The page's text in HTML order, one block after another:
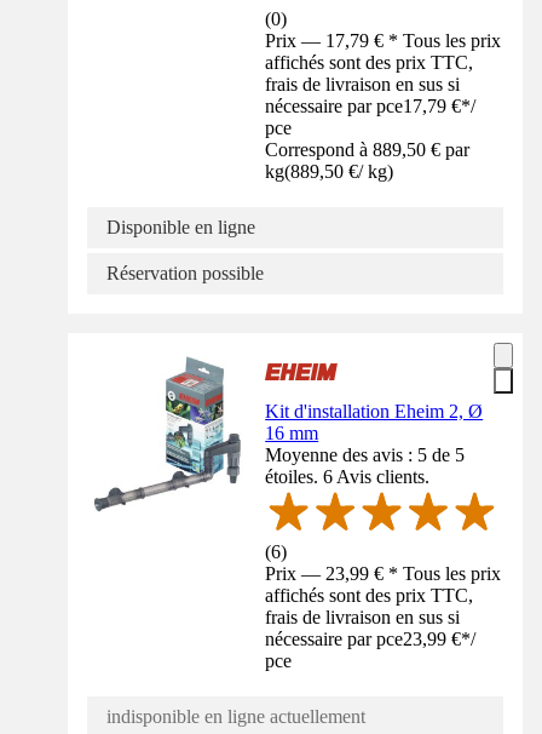
(0)
Prix — 17,79 € * Tous les prix
affichés sont des prix TTC,
frais de livraison en sus si
nécessaire par pce17,79 €*/
pce
Correspond à 889,50 € par
kg(889,50 €/ kg)
Disponible en ligne
Réservation possible
Kit d'installation Eheim 2, Ø
16 mm
Moyenne des avis : 5 de 5
étoiles. 6 Avis clients.
(6)
Prix — 23,99 € * Tous les prix
affichés sont des prix TTC,
frais de livraison en sus si
nécessaire par pce23,99 €*/
pce
indisponible en ligne actuellement